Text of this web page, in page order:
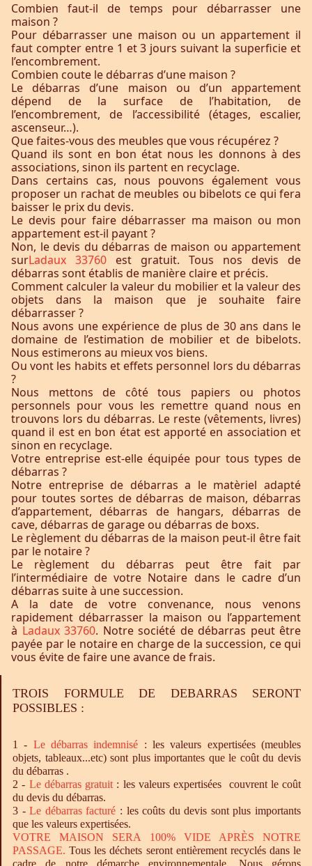
Combien faut-il de temps pour débarrasser une
maison ?
Pour débarrasser une maison ou un appartement il
faut compter entre 1 et 3 jours suivant la superficie et
l’encombrement.
Combien coute le débarras d’une maison ?
Le débarras d’une maison ou d’un appartement
dépend de la surface de l’habitation, de
l’encombrement, de l’accessibilité (étages, escalier,
ascenseur…).
Que faites-vous des meubles que vous récupérez ?
Quand ils sont en bon état nous les donnons à des
associations, sinon ils partent en recyclage.
Dans certains cas, nous pouvons également vous
proposer un rachat de meubles ou bibelots ce qui fera
baisser le prix du devis.
Le devis pour faire débarrasser ma maison ou mon
appartement est-il payant ?
Non, le devis du débarras de maison ou appartement
surLadaux 33760 est gratuit. Tous nos devis de
débarras sont établis de manière claire et précis.
Comment calculer la valeur du mobilier et la valeur des
objets dans la maison que je souhaite faire
débarrasser ?
Nous avons une expérience de plus de 30 ans dans le
domaine de l’estimation de mobilier et de bibelots.
Nous estimerons au mieux vos biens.
Ou vont les habits et effets personnel lors du débarras
?
Nous mettons de côté tous papiers ou photos
personnels pour vous les remettre quand nous en
trouvons lors du débarras. Le reste (vêtements, livres)
quand il est en bon état est apporté en association et
sinon en recyclage.
Votre entreprise est-elle équipée pour tous types de
débarras ?
Notre entreprise de débarras a le matèriel adapté
pour toutes sortes de débarras de maison, débarras
d’appartement, débarras de hangars, débarras de
cave, débarras de garage ou débarras de boxs.
Le règlement du débarras de la maison peut-il être fait
par le notaire ?
Le règlement du débarras peut être fait par
l’intermédiaire de votre Notaire dans le cadre d’un
débarras suite à une succession.
A la date de votre convenance, nous venons
rapidement débarrasser la maison ou l’appartement
à Ladaux 33760. Notre société de débarras peut être
payée par le notaire en charge de la succession, ce qui
vous évite de faire une avance de frais.
TROIS FORMULE DE DEBARRAS SERONT
POSSIBLES :
1 - Ledébarras indemnisé : les valeurs expertisées (meubles
objets, tableaux...etc) sont plus importantes que le coût du devis
du débarras .
2 - Le débarrasgratuit : les valeurs expertisées couvrent le coût
du devis du débarras.
3 -Le débarrasfacturé : les coûts du devis sont plus importants
que les valeurs expertisées.
VOTRE MAISON SERA 100% VIDE APRÈS NOTRE
PASSAGE. Tous les déchets seront entièrement recyclés dans le
cadre de notre démarche environnementale. Nous gérons